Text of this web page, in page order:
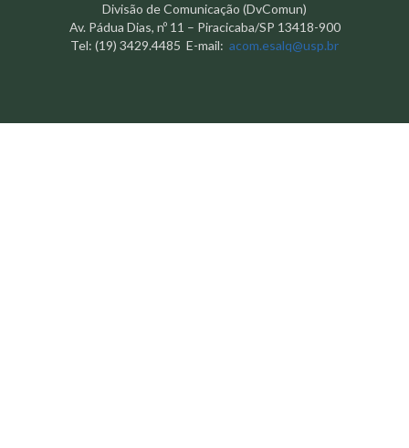
Divisão de Comunicação (DvComun)
Av. Pádua Dias, nº 11 – Piracicaba/SP 13418-900
Tel: (19) 3429.4485 E-mail: acom.esalq@usp.br